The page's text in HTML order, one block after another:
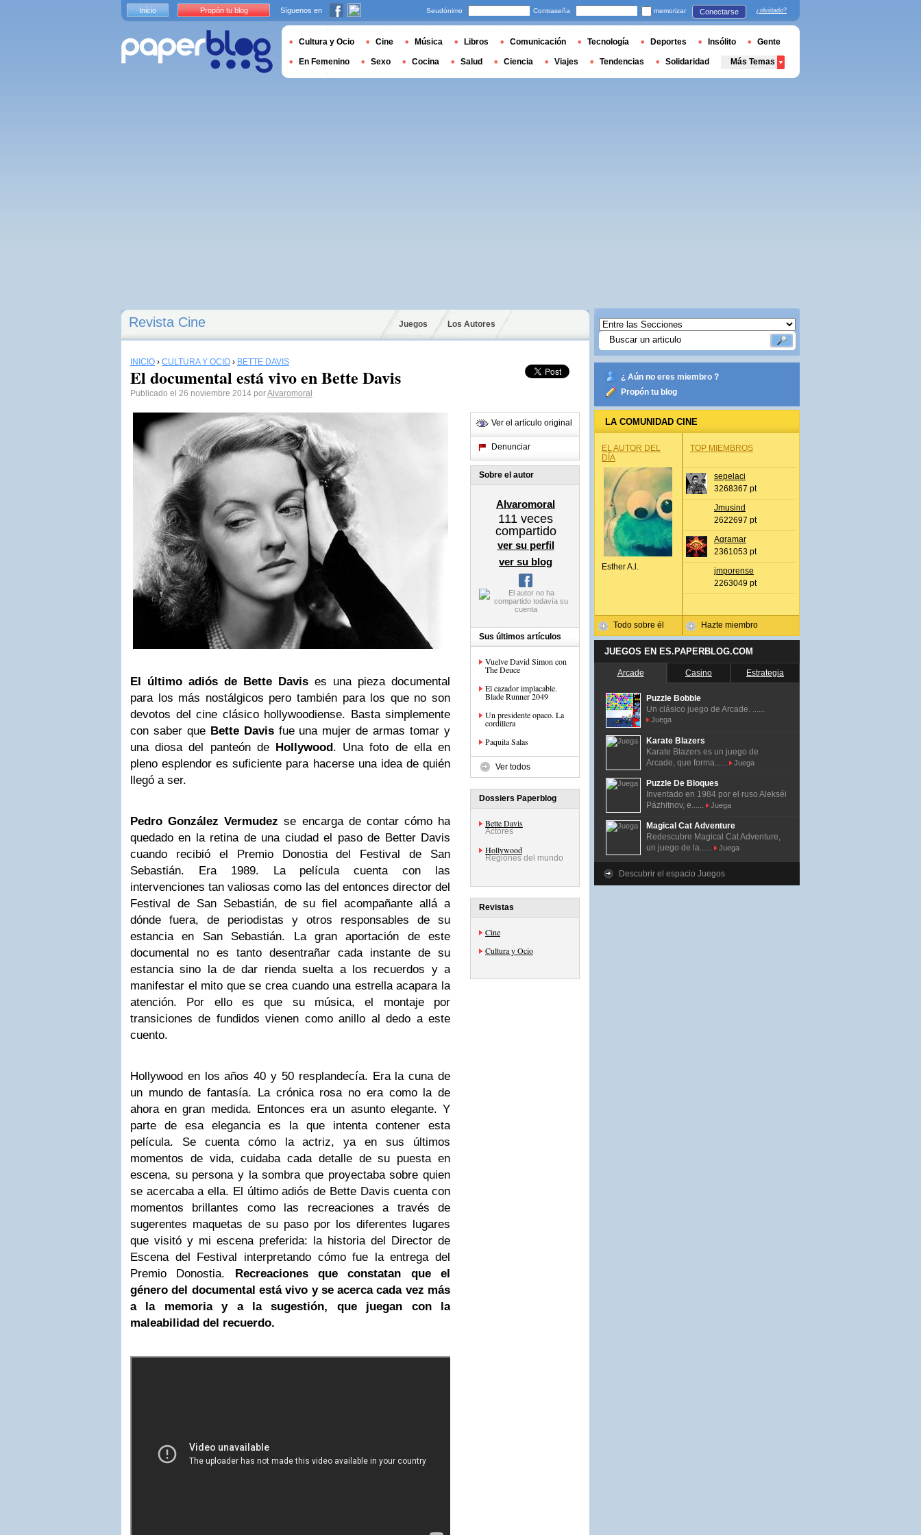
Revista Cine Juegos Los Autores
INICIO › CULTURA Y OCIO › BETTE DAVIS
El documental está vivo en Bette Davis
Publicado el 26 noviembre 2014 porAlvaromoral
El último adiós de Bette Davis es una pieza documental
para los más nostálgicos pero también para los que no son
devotos del cine clásico hollywoodiense. Basta simplemente
con saber que Bette Davisfue una mujer de armas tomar y
una diosa del panteón de Hollywood. Una foto de ella en
pleno esplendor es suficiente para hacerse una idea de quién
llegó a ser.
Pedro González Vermudez se encarga de contar cómo ha
quedado en la retina de una ciudad el paso de Better Davis
cuando recibió el Premio Donostia del Festival de San
Sebastián. Era 1989. La película cuenta con las
intervenciones tan valiosas como las del entonces director del
Festival de San Sebastián, de su fiel acompañante allá a
dónde fuera, de periodistas y otros responsables de su
estancia en San Sebastián. La gran aportación de este
documental no es tanto desentrañar cada instante de su
estancia sino la de dar rienda suelta a los recuerdos y a
manifestar el mito que se crea cuando una estrella acapara la
atención. Por ello es que su música, el montaje por
transiciones de fundidos vienen como anillo al dedo a este
cuento.
Hollywood en los años 40 y 50 resplandecía. Era la cuna de
un mundo de fantasía. La crónica rosa no era como la de
ahora en gran medida. Entonces era un asunto elegante. Y
parte de esa elegancia es la que intenta contener esta
película. Se cuenta cómo la actriz, ya en sus últimos
momentos de vida, cuidaba cada detalle de su puesta en
escena, su persona y la sombra que proyectaba sobre quien
se acercaba a ella. El último adiós de Bette Davis cuenta con
momentos brillantes como las recreaciones a través de
sugerentes maquetas de su paso por los diferentes lugares
que visitó y mi escena preferida: la historia del Director de
Escena del Festival interpretando cómo fue la entrega del
Premio Donostia. Recreaciones que constatan que el
género del documental está vivo y se acerca cada vez más
a la memoria y a la sugestión, que juegan con la
maleabilidad del recuerdo.
Ver el artículo original
Denunciar
Sobre el autor
Alvaromoral
111 veces
compartido
ver su perfil
ver su blog
Sus últimos artículos
Vuelve David Simon con
The Deuce
El cazador implacable.
Blade Runner 2049
Un presidente opaco. La
cordillera
Paquita Salas
Ver todos
Dossiers Paperblog
Bette Davis
Actores
Hollywood
Regiones del mundo
Revistas
Cine
Cultura y Ocio
¿ Aún no eres miembro ?
Propón tu blog
LA COMUNIDAD CINE
EL AUTOR DEL
DÍA
Esther A.l.
Todo sobre él
TOP MIEMBROS
sepelaci
3268367 pt
Jmusind
2622697 pt
Agramar
2361053 pt
jmporense
2263049 pt
Hazte miembro
JUEGOS EN ES.PAPERBLOG.COM
Arcade Casino Estrategia
Puzzle Bobble
Un clásico juego de Arcade. ......
Juega
Karate Blazers
Karate Blazers es un juego de
Arcade, que forma......
Juega
Puzzle De Bloques
Inventado en 1984 por el ruso Alekséi
Pázhitnov, e......
Juega
Magical Cat Adventure
Redescubre Magical Cat Adventure,
un juego de la......
Juega
Descubrir el espacio Juegos
Inicio Propón tu blog Síguenos en Seudónimo Contraseña memorizar Conectarse ¿olvidado?
Cultura y Ocio Cine Música Libros Comunicación Tecnología Deportes Insólito Gente
En Femenino Sexo Cocina Salud Ciencia Viajes Tendencias Solidaridad Más Temas